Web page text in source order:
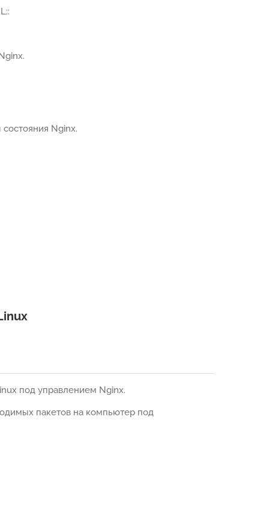
Nginx.
под управлением Nginx.
пакетов на компьютер под